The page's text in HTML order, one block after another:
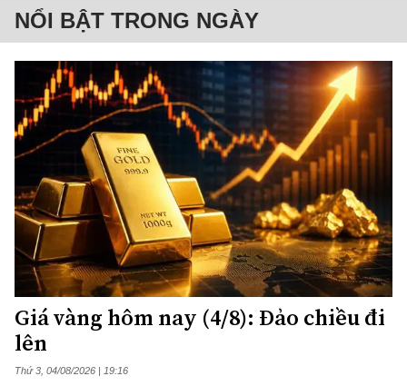
NỔI BẬT TRONG NGÀY
Giá vàng hôm nay (4/8): Đảo chiều đi
lên
Thứ 3, 04/08/2026 | 19:16